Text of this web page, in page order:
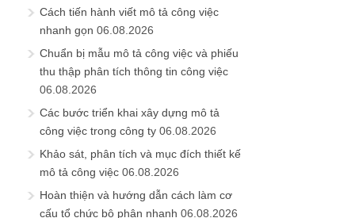
Cách tiến hành viết mô tả công việc
nhanh gọn 06.08.2026
Chuẩn bị mẫu mô tả công việc và phiếu
thu thập phân tích thông tin công việc
06.08.2026
Các bước triển khai xây dựng mô tả
công việc trong công ty 06.08.2026
Khảo sát, phân tích và mục đích thiết kế
mô tả công việc 06.08.2026
Hoàn thiện và hướng dẫn cách làm cơ
cấu tổ chức bộ phận nhanh 06.08.2026